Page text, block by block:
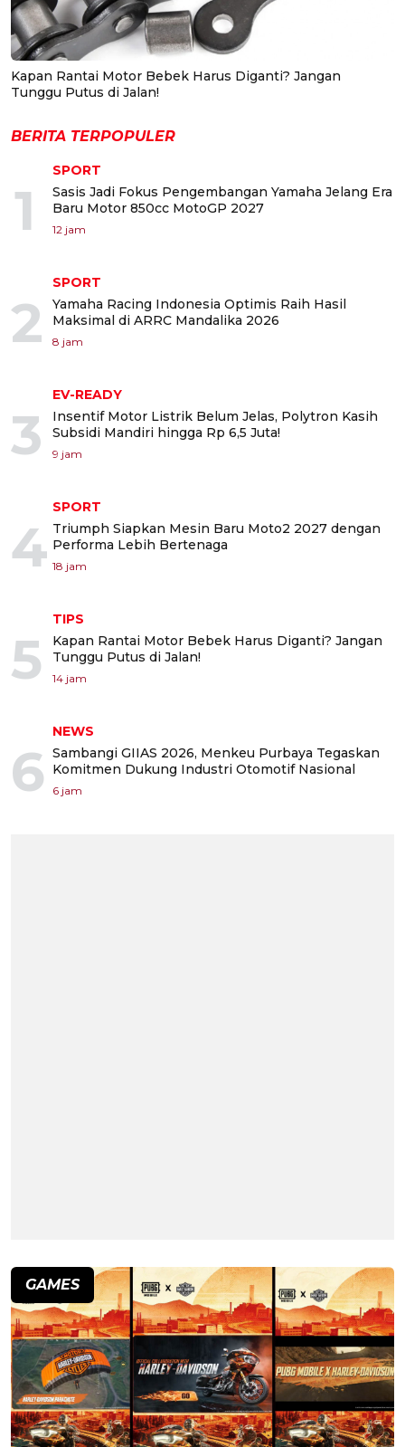
Kapan Rantai Motor Bebek Harus Diganti? Jangan
Tunggu Putus di Jalan!
BERITA TERPOPULER
1
SPORT
Sasis Jadi Fokus Pengembangan Yamaha Jelang Era
Baru Motor 850cc MotoGP 2027
12 jam
2
SPORT
Yamaha Racing Indonesia Optimis Raih Hasil
Maksimal di ARRC Mandalika 2026
8 jam
3
EV-READY
Insentif Motor Listrik Belum Jelas, Polytron Kasih
Subsidi Mandiri hingga Rp 6,5 Juta!
9 jam
4
SPORT
Triumph Siapkan Mesin Baru Moto2 2027 dengan
Performa Lebih Bertenaga
18 jam
5
TIPS
Kapan Rantai Motor Bebek Harus Diganti? Jangan
Tunggu Putus di Jalan!
14 jam
6
NEWS
Sambangi GIIAS 2026, Menkeu Purbaya Tegaskan
Komitmen Dukung Industri Otomotif Nasional
6 jam
GAMES